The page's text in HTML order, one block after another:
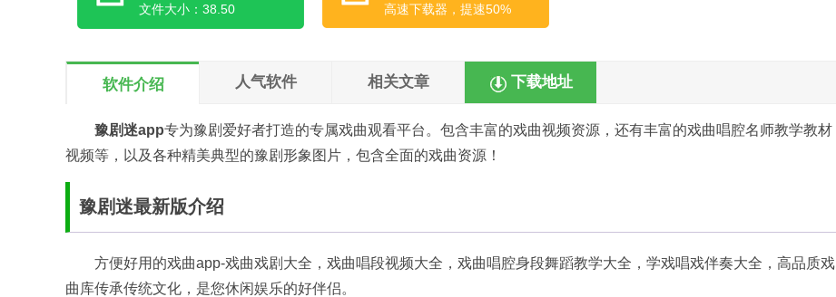
文件大小：38.50 高速下载器，提速50%
软件介绍 人气软件 相关文章 下载地址
豫剧迷app专为豫剧爱好者打造的专属戏曲观看平台。包含丰富的戏曲视频资源，还有丰富的戏曲唱腔名师教学教材
视频等，以及各种精美典型的豫剧形象图片，包含全面的戏曲资源！
豫剧迷最新版介绍
方便好用的戏曲app-戏曲戏剧大全，戏曲唱段视频大全，戏曲唱腔身段舞蹈教学大全，学戏唱戏伴奏大全，高品质戏
曲库传承传统文化，是您休闲娱乐的好伴侣。